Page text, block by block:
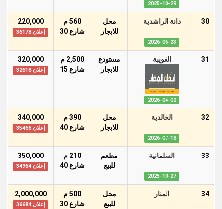
2025-10-29
30 دانة الراشدية
2026-06-23
محل
للايجار
560 م
شارع 30
220,000
إعلان 36178
31 الغويبة
2026-04-02
مستودع
للايجار
2,500 م
شارع 15
320,000
إعلان 32618
32 الخالدية
2026-07-18
محل
للايجار
390 م
شارع 40
340,000
إعلان 35466
33 السلمانية
2025-10-27
مطعم
للبيع
210 م
شارع 40
350,000
إعلان 34964
34 المنار
محل
للبيع
500 م
شارع 30
2,000,000
إعلان 36684